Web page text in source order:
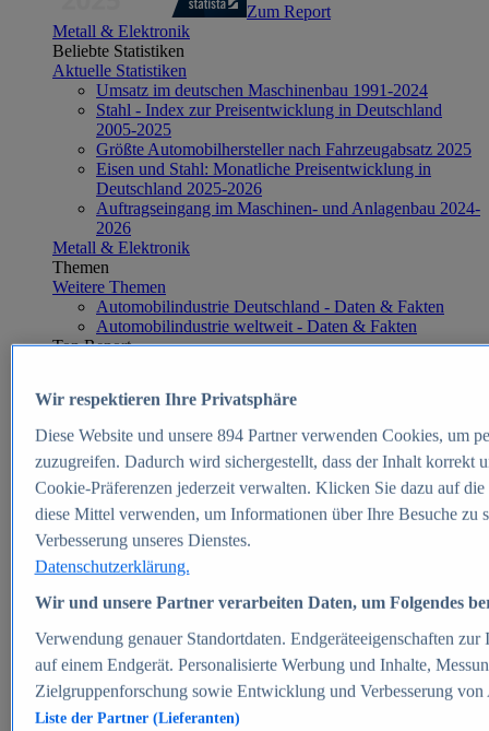
Zum Report
Metall & Elektronik
Beliebte Statistiken
Aktuelle Statistiken
Umsatz im deutschen Maschinenbau 1991-2024
Stahl - Index zur Preisentwicklung in Deutschland
2005-2025
Größte Automobilhersteller nach Fahrzeugabsatz 2025
Eisen und Stahl: Monatliche Preisentwicklung in
Deutschland 2025-2026
Auftragseingang im Maschinen- und Anlagenbau 2024-
2026
Metall & Elektronik
Themen
Weitere Themen
Automobilindustrie Deutschland - Daten & Fakten
Automobilindustrie weltweit - Daten & Fakten
Top Report
Zum Report
E-commerce
Beliebte Statistiken
Aktuelle Statistiken
E-Commerce - Entwicklung des Umsatzes in
Deutschland 1999-2025
Umsatz von Amazon in Deutschland und weltweit
2010-2025
B2C-E-Commerce: Top-50 Online Shops in
Deutschland 2024
Marktanteile von Online-Zahlungsverfahren in
Deutschland 2024
Umsatzstarke Warengruppen im Online-Handel in
Deutschland 2023-2025
Wir respektieren Ihre Privatsphäre
Diese Website und unsere 894Partner verwenden Cookies, um
zuzugreifen. Dadurch wird sichergestellt, dass der Inhalt korrekt
Cookie-Präferenzen jederzeit verwalten. Klicken Sie dazu auf
diese Mittel verwenden, um Informationen über Ihre Besuche
Verbesserung unseres Dienstes.
Datenschutzerklärung.
Wir und unsere Partner verarbeiten Daten, um Folgendes
Verwendung genauer Standortdaten. Endgeräteeigenschaften
auf einem Endgerät. Personalisierte Werbung und Inhalte,
Zielgruppenforschung sowie Entwicklung und Verbesserung von
Liste der Partner (Lieferanten)